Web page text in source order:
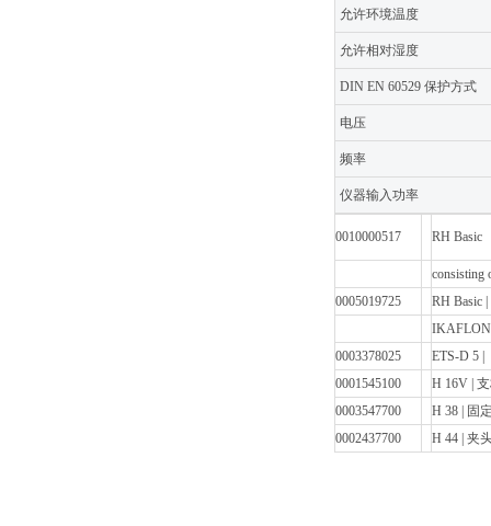
允许环境温度
允许相对湿度
DIN EN 60529 保护方式
电压
频率
仪器输入功率
0010000517 RH Basic
0005019725
RH Basic
0003378025
ETS-D 5
0001545100
H 16V |
0003547700
H 38 | 固
0002437700
H 44 | 夹